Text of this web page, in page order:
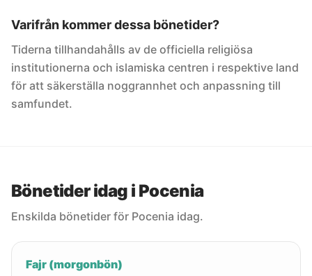
Varifrån kommer dessa bönetider?
Tiderna tillhandahålls av de officiella religiösa
institutionerna och islamiska centren i respektive land
för att säkerställa noggrannhet och anpassning till
samfundet.
Bönetider idag i Pocenia
Enskilda bönetider för Pocenia idag.
Fajr (morgonbön)